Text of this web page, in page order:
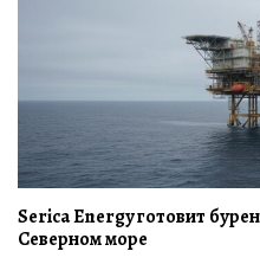
Serica Energy готовит
Северном море